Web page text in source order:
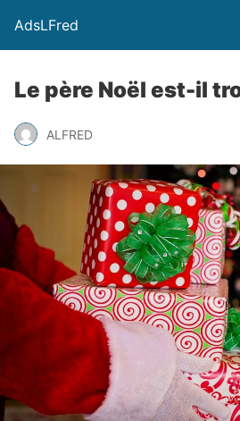
AdsLFred
Le père Noël est-il
ALFRED